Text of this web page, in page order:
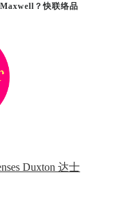
？快联络品
Duxton 达士